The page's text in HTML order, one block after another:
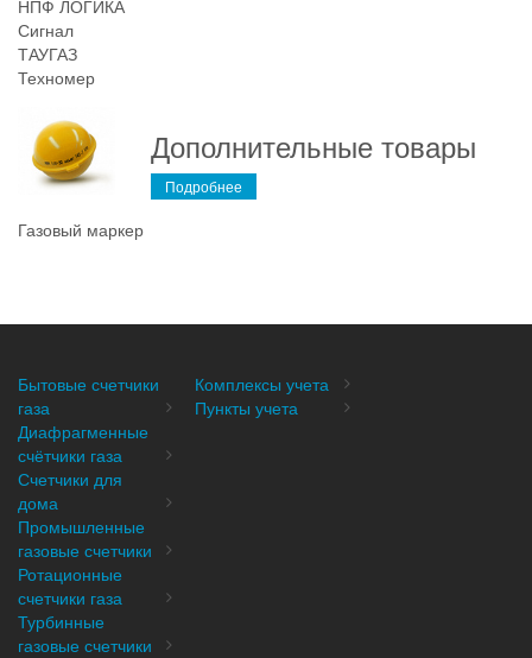
НПФ ЛОГИКА
Сигнал
ТАУГАЗ
Техномер
Дополнительные товары
Подробнее
Газовый маркер
Бытовые счетчики
газа
Диафрагменные
счётчики газа
Счетчики для
дома
Промышленные
газовые счетчики
Ротационные
счетчики газа
Турбинные
газовые счетчики
Комплексы учета
Пункты учета